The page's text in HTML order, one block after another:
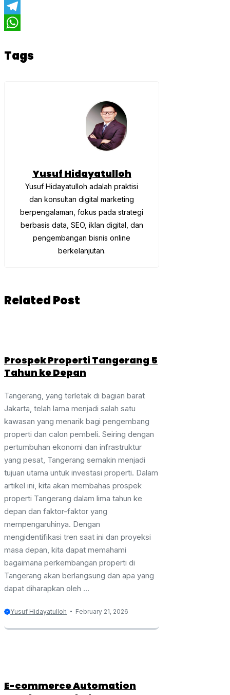
X
Telegram
Tags
Yusuf Hidayatulloh
Yusuf Hidayatulloh adalah praktisi
dan konsultan digital marketing
berpengalaman, fokus pada strategi
berbasis data, SEO, iklan digital, dan
pengembangan bisnis online
berkelanjutan.
Related Post
Prospek Properti Tangerang 5
Tahun ke Depan
Tangerang, yang terletak di bagian barat
Jakarta, telah lama menjadi salah satu
kawasan yang menarik bagi pengembang
properti dan calon pembeli. Seiring dengan
pertumbuhan ekonomi dan infrastruktur
yang pesat, Tangerang semakin menjadi
tujuan utama untuk investasi properti. Dalam
artikel ini, kita akan membahas prospek
properti Tangerang dalam lima tahun ke
depan dan faktor-faktor yang
mempengaruhinya. Dengan
mengidentifikasi tren saat ini dan proyeksi
masa depan, kita dapat memahami
bagaimana perkembangan properti di
Tangerang akan berlangsung dan apa yang
dapat diharapkan oleh ...
Yusuf Hidayatulloh February 21, 2026
E-commerce Automation